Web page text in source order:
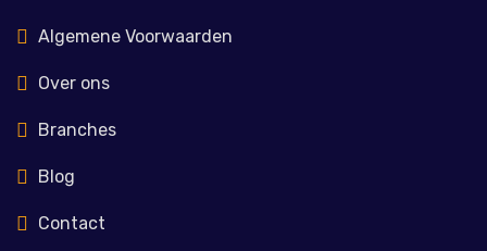
Algemene Voorwaarden
Over ons
Branches
Blog
Contact